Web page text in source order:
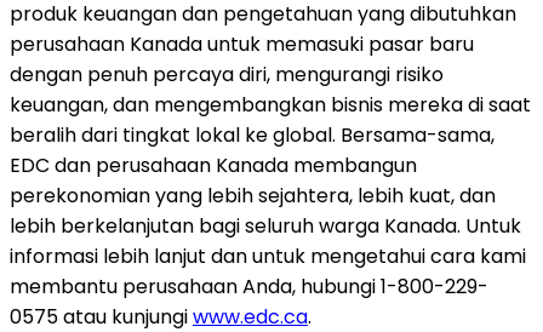
produk keuangan dan pengetahuan yang dibutuhkan
perusahaan Kanada untuk memasuki pasar baru
dengan penuh percaya diri, mengurangi risiko
keuangan, dan mengembangkan bisnis mereka di saat
beralih dari tingkat lokal ke global. Bersama-sama,
EDC dan perusahaan Kanada membangun
perekonomian yang lebih sejahtera, lebih kuat, dan
lebih berkelanjutan bagi seluruh warga Kanada. Untuk
informasi lebih lanjut dan untuk mengetahui cara kami
membantu perusahaan Anda, hubungi 1-800-229-
0575 atau kunjungiwww.edc.ca.